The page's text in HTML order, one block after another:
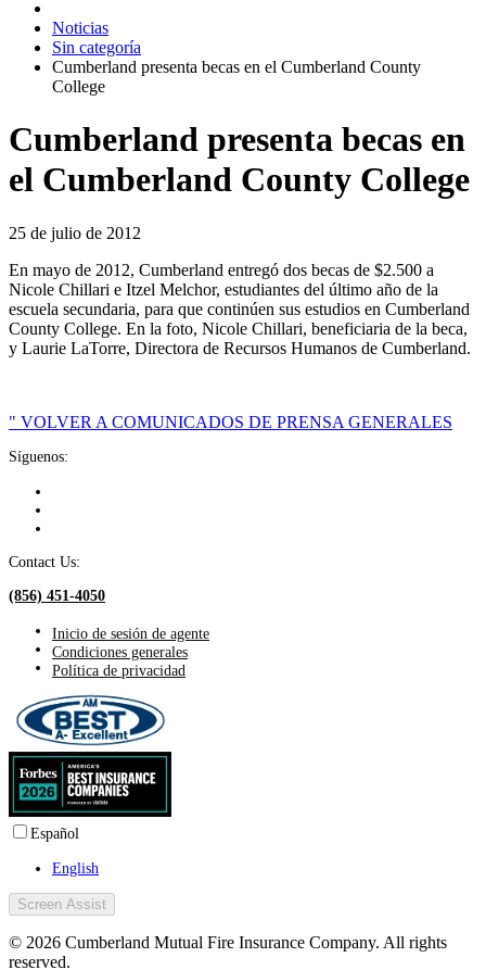
Noticias
Sin categoría
Cumberland presenta becas en el Cumberland County
College
Cumberland presenta becas en
el Cumberland County College
25 de julio de 2012
En mayo de 2012, Cumberland entregó dos becas de $2.500 a
Nicole Chillari e Itzel Melchor, estudiantes del último año de la
escuela secundaria, para que continúen sus estudios en Cumberland
County College. En la foto, Nicole Chillari, beneficiaria de la beca,
y Laurie LaTorre, Directora de Recursos Humanos de Cumberland.
" VOLVER A COMUNICADOS DE PRENSA GENERALES
Síguenos:
Contact Us:
(856) 451-4050
Inicio de sesión de agente
Condiciones generales
Política de privacidad
Español
English
Screen Assist
© 2026 Cumberland Mutual Fire Insurance Company. All rights
reserved.